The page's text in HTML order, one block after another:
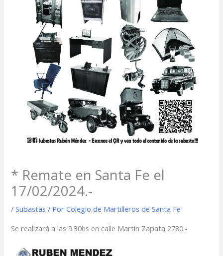
* Remate en Santa Fe el
17/02/2024.-
/Subastas / PorColegio de Martilleros de Santa Fe
Se realizará a las 9.30hs en calle Martín Zapata 2780.-